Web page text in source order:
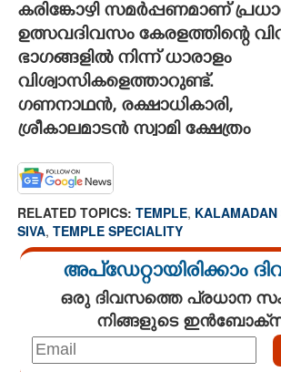
കരിങ്കോഴി സമർപ്പണമാണ്
ഉത്സവദിവസം കേരളത്തിന്റെ
ഭാഗങ്ങളിൽ നിന്ന് ധാരാളം
വിശ്വാസികളെത്താറുണ്ട്.
ഗണനാഥൻ, രക്ഷാധികാരി,
ശ്രീകാലമാടൻ സ്വാമി ക്ഷേത്രം
RELATED TOPICS: TEMPLE, KALAMADAN
SIVA, TEMPLE SPECIALITY
അപ്ഡേറ്റായിരിക്കാം
ഒരു ദിവസത്തെ പ്രധാന
നിങ്ങളുടെ